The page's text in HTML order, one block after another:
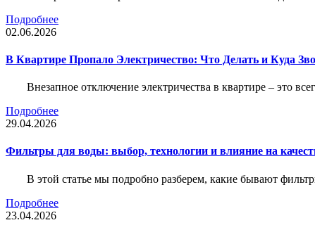
Подробнее
02.06.2026
В Квартире Пропало Электричество: Что Делать и Куда
Внезапное отключение электричества в квартире – это
Подробнее
29.04.2026
Фильтры для воды: выбор, технологии и влияние на
В этой статье мы подробно разберем, какие бывают
Подробнее
23.04.2026